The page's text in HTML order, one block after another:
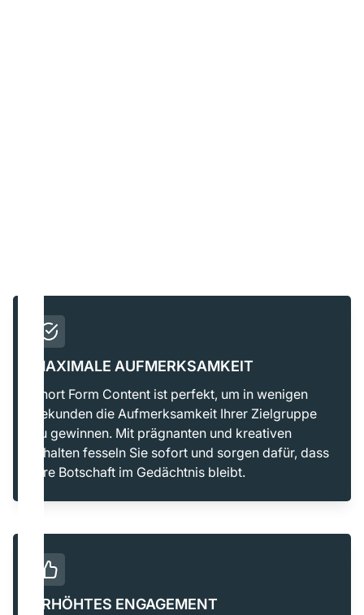
MAXIMALE AUFMERKSAMKEIT
Short Form Content ist perfekt, um in wenigen
Sekunden die Aufmerksamkeit Ihrer Zielgruppe
zu gewinnen. Mit prägnanten und kreativen
Inhalten fesseln Sie sofort und sorgen dafür, dass
Ihre Botschaft im Gedächtnis bleibt.
ERHÖHTES ENGAGEMENT